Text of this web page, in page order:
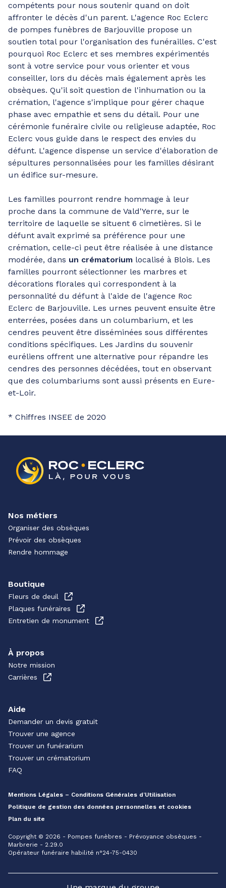
compétents pour nous soutenir quand on doit
affronter le décès d'un parent. L'agence Roc Eclerc
de pompes funèbres de Barjouville propose un
soutien total pour l'organisation des funérailles. C'est
pourquoi Roc Eclerc et ses membres expérimentés
sont à votre service pour vous orienter et vous
conseiller, lors du décès mais également après les
obsèques. Qu'il soit question de l'inhumation ou la
crémation, l'agence s'implique pour gérer chaque
phase avec empathie et sens du détail. Pour une
cérémonie funéraire civile ou religieuse adaptée, Roc
Eclerc vous guide dans le respect des envies du
défunt. L'agence dispense un service d'élaboration de
sépultures personnalisées pour les familles désirant
un édifice sur-mesure.
Les familles pourront rendre hommage à leur
proche dans la commune de Vald'Yerre, sur le
territoire de laquelle se situent 6 cimetières. Si le
défunt avait exprimé sa préférence pour une
crémation, celle-ci peut être réalisée à une distance
modérée, dans un crématorium localisé à Blois. Les
familles pourront sélectionner les marbres et
décorations florales qui correspondent à la
personnalité du défunt à l'aide de l'agence Roc
Eclerc de Barjouville. Les urnes peuvent ensuite être
enterrées, posées dans un columbarium, et les
cendres peuvent être disséminées sous différentes
conditions spécifiques. Les Jardins du souvenir
euréliens offrent une alternative pour répandre les
cendres des personnes décédées, tout en observant
que des columbariums sont aussi présents en Eure-
et-Loir.
* Chiffres INSEE de 2020
Nos métiers
Organiser des obsèques
Prévoir des obsèques
Rendre hommage
Boutique
Fleurs de deuil
Plaques funéraires
Entretien de monument
À propos
Notre mission
Carrières
Aide
Demander un devis gratuit
Trouver une agence
Trouver un funérarium
Trouver un crématorium
FAQ
Mentions Légales – Conditions Générales d’Utilisation
Politique de gestion des données personnelles et cookies
Plan du site
Copyright © 2026 - Pompes funèbres - Prévoyance obsèques -
Marbrerie - 2.29.0
Opérateur funéraire habilité n°24-75-0430